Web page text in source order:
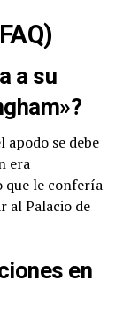
a su
apodo se debe
era
que le confería
al Palacio de
en